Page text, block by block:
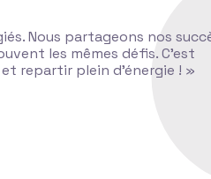
Nous partageons nos
les mêmes défis. C’est
repartir plein d’énergie ! »